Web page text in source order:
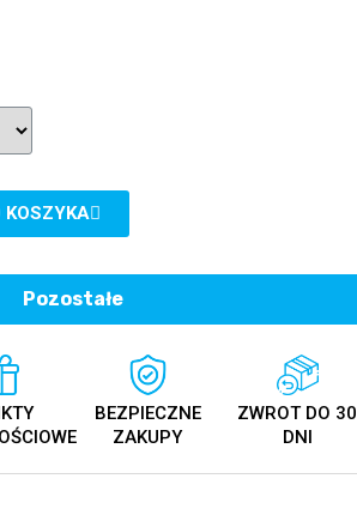
KOSZYKA
Pozostałe
BEZPIECZNE
ZAKUPY
ZWROT DO 30
DNI